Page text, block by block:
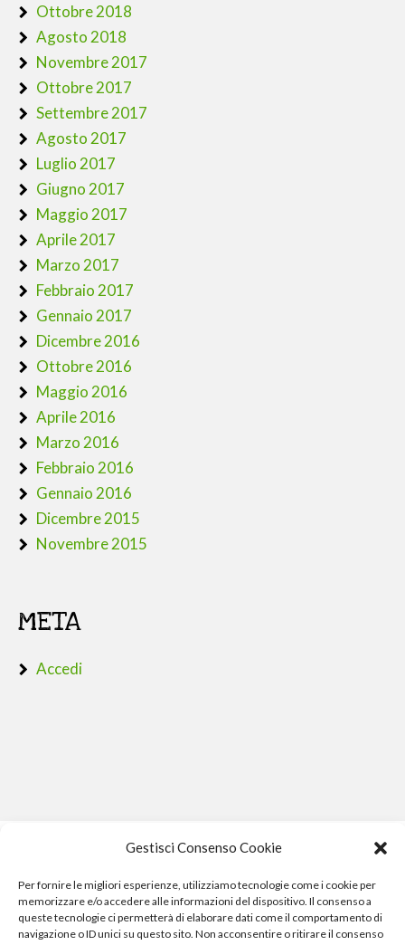
Gestisci Consenso Cookie
Per fornire le migliori esperienze, utilizziamo tecnologie come i cookie per
memorizzare e/o accedere alle informazioni del dispositivo. Il consenso a
queste tecnologie ci permetterà di elaborare dati come il comportamento di
navigazione o ID unici su questo sito. Non acconsentire o ritirare il consenso
Ottobre 2018
Agosto 2018
Novembre 2017
Ottobre 2017
Settembre 2017
Agosto 2017
Luglio 2017
Giugno 2017
Maggio 2017
Aprile 2017
Marzo 2017
Febbraio 2017
Gennaio 2017
Dicembre 2016
Ottobre 2016
Maggio 2016
Aprile 2016
Marzo 2016
Febbraio 2016
Gennaio 2016
Dicembre 2015
Novembre 2015
META
Accedi